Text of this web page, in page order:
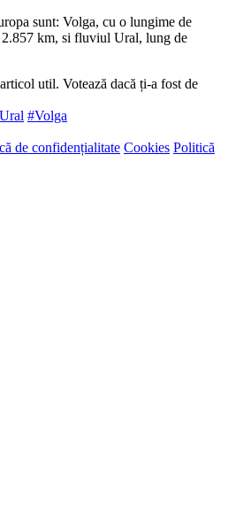
sunt: Volga, cu o lungime de
km, si fluviul Ural, lung de
util. Votează dacă ți-a fost de
#Volga
de confidențialitate Cookies Politică